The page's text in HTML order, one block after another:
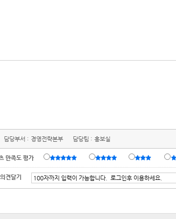
담당부서 : 경영전략본부 담당팀 : 홍보실
만족도 평가
견달기